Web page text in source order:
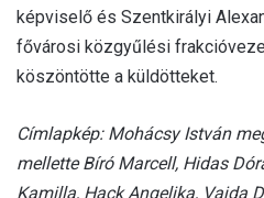
képviselő és Szentkirályi
fővárosi közgyűlési
köszöntötte a küldötteket.
Címlapkép: Mohácsy István
mellette Bíró Marcell, Hidas
Kamilla, Hack Angelika, Vajda